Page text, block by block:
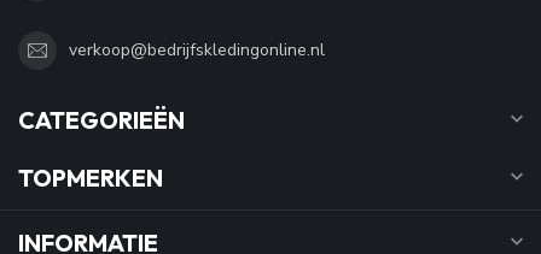
verkoop@bedrijfskledingonline.nl
CATEGORIEËN
TOPMERKEN
INFORMATIE